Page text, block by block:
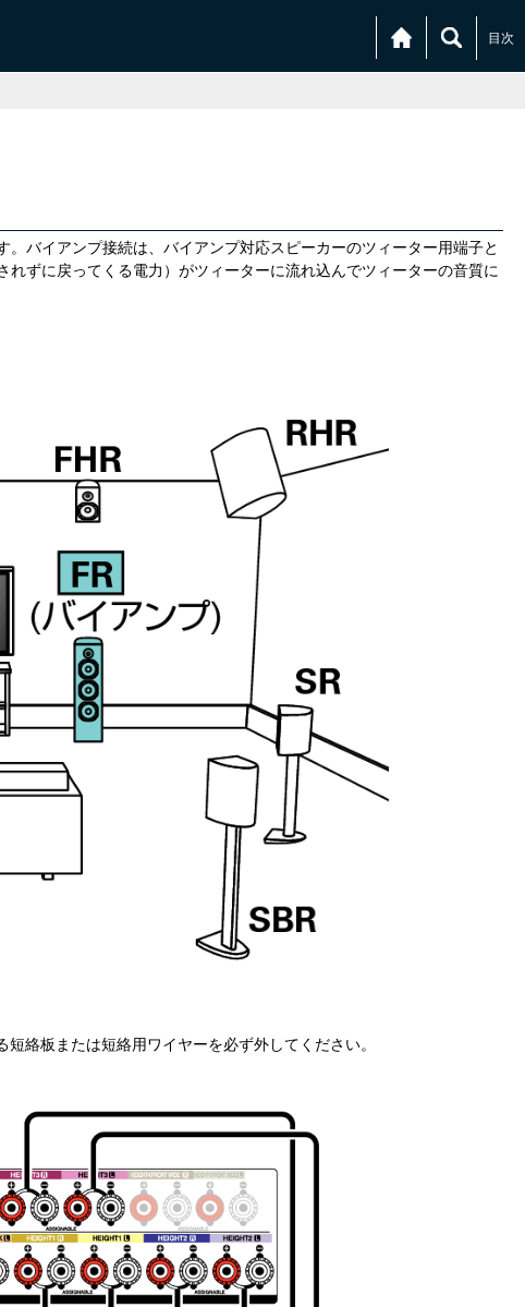
目次
バイアンプ接続は、バイアンプ対応スピーカーのツィーター用端子と
ずに戻ってくる電力）がツィーターに流れ込んでツィーターの音質に
絡板または短絡用ワイヤーを必ず外してください。